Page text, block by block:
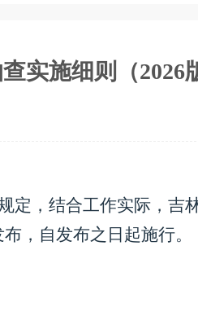
实施细则（2026
定，结合工作实际，吉
，自发布之日起施行。